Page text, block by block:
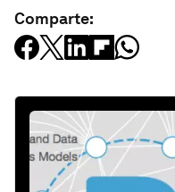
Comparte: